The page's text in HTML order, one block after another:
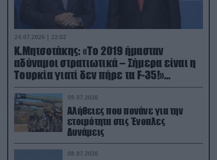
24.07.2026 | 22:02
Κ.Μητσοτάκης: «Το 2019 ήμασταν
αδύναμοι στρατιωτικά – Σήμερα είναι η
Τουρκία γιατί δεν πήρε τα F-35!»
(βίντεο)
09.07.2026
Αλήθειες που πονάνε για την
ετοιμότητα στις Ένοπλες
Δυνάμεις
08.07.2026